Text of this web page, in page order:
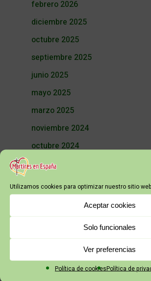
Utilizamos cookies para optimizar nuestro sitio
Aceptar cookies
Solo funcionales
Ver preferencias
Política de cookiesPolítica de
febrero 2026
diciembre 2025
octubre 2025
septiembre 2025
junio 2025
mayo 2025
marzo 2025
noviembre 2024
octubre 2024
septiembre 2024
julio 2024
mayo 2024
febrero 2024